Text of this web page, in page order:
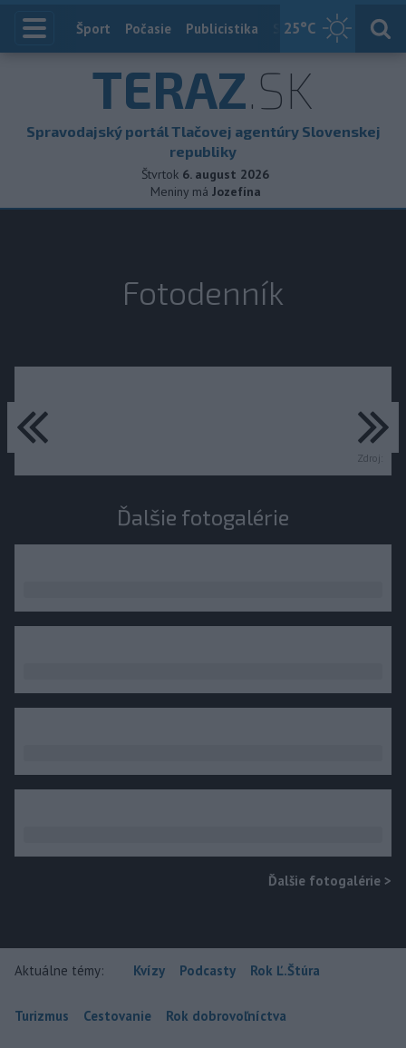
25°C
Index
Šport Počasie Publicistika Slovensko
TERAZ.SK
Spravodajský portál Tlačovej agentúry Slovenskej
republiky
Štvrtok 6. august 2026
Meniny má Jozefína
Fotodenník
Zdroj:
predchádzajúce
Ďalšie fotogalérie
Ďalšie fotogalérie >
Aktuálne témy: Kvízy Podcasty Rok Ľ.Štúra
Turizmus Cestovanie Rok dobrovoľníctva